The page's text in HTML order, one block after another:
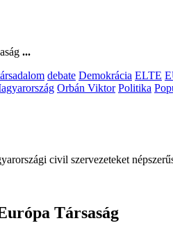
...
debate Demokrácia ELTE
Orbán Viktor Politika
civil szervezeteket
Társaság